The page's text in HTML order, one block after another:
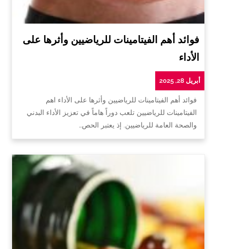
فوائد أهم الفيتامينات للرياضيين وأثرها على
الأداء
أبريل 28, 2025
فوائد أهم الفيتامينات للرياضيين وأثرها على الأداء اهم
الفيتامينات للرياضيين تلعب دوراً هاماً في تعزيز الأداء البدني
والصحة العامة للرياضيين. إذ يعتبر الحص…